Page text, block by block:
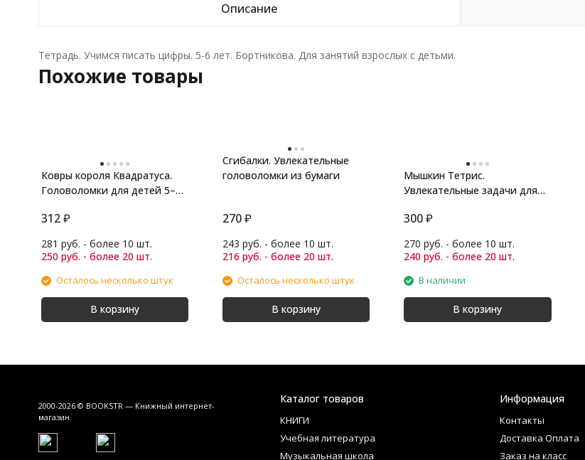
Описание
Тетрадь. Учимся писать цифры. 5-6 лет. Бортникова. Для занятий взрослых с детьми.
Похожие товары
Ковры короля Квадратуса.
Головоломки для детей 5–8
312 ₽
281 руб. - более 10 шт.
250 руб. - более 20 шт.
Осталось несколько штук
В корзину
Сгибалки. Увлекательные
головоломки из бумаги
270₽
243 руб. - более 10 шт.
216 руб. - более 20 шт.
Осталось несколько штук
В корзину
Мышкин Тетрис.
Увлекательные задачи для
300₽
270 руб. - более 10 шт.
240 руб. - более 20 шт.
В наличии
В корзину
2000-2026 © BOOKSTR — Книжный интернет-
магазин
Каталог товаров
КНИГИ
Учебная литература
Музыкальная школа
Информация
Контакты
Доставка Оплата
Заказ на класс